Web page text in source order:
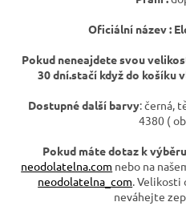
Oficiální název :
Pokud neneajdete svou
30 dní.stačí když do košíku
Dostupné další barvy: černá,
4380 (
Pokud máte dotaz k
neodolatelna.com nebo na
neodolatelna_com. Velikosti
neváhejte